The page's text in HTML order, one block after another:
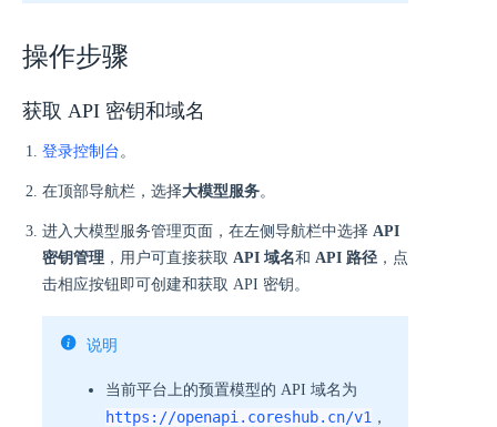
操作步骤
获取 API 密钥和域名
登录控制台。
在顶部导航栏，选择大模型服务。
进入大模型服务管理页面，在左侧导航栏中选择 API
密钥管理 ，用户可直接获取 API 域名和 API 路径 ，点
击相应按钮即可创建和获取 API 密钥。
说明
当前平台上的预置模型的 API 域名为
https://openapi.coreshub.cn/v1 ，